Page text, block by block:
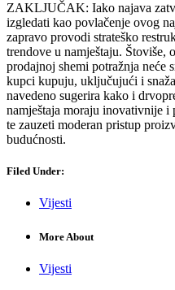
ZAKLJUČAK: Iako najava
izgledati kao povlačenje ovog
zapravo provodi strateško
trendove u namještaju. Štoviše,
prodajnoj shemi potražnja neće
kupci kupuju, uključujući i
navedeno sugerira kako i
namještaja moraju inovativnije
te zauzeti moderan pristup
budućnosti.
Filed Under:
Vijesti
More About
Vijesti